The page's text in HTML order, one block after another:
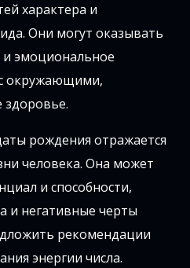
характера и
Они могут оказывать
и эмоциональное
окружающими,
здоровье.
рождения отражается
человека. Она может
и способности,
и негативные черты
рекомендации
энергии числа.